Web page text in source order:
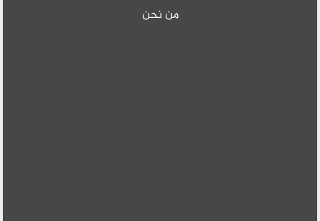
من نحن